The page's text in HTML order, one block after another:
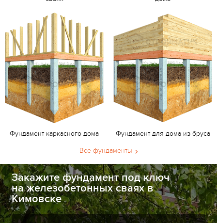
Фундамент каркасного дома Фундамент для дома из бруса
Все фундаменты
Закажите фундамент под ключ
на железобетонных сваях в
Кимовске